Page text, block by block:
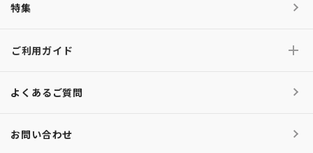
特集
ご利用ガイド
よくあるご質問
お問い合わせ